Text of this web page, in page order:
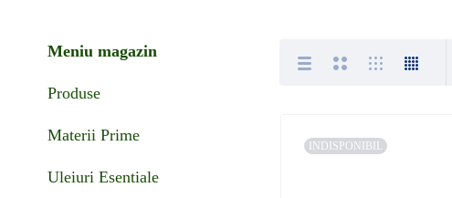
Meniu magazin
Produse
Materii Prime
Uleiuri Esentiale
INDISPONIBIL